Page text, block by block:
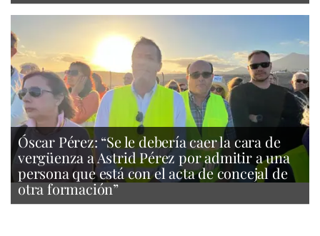
Óscar Pérez: “Se le debería caer la cara de
vergüenza a Astrid Pérez por admitir a una
persona que está con el acta de concejal de
otra formación”